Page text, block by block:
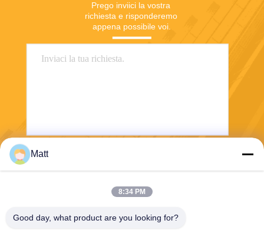
Prego inviici la vostra
richiesta e risponderemo
appena possibile voi.
Matt
8:34 PM
Good day, what product are you looking for?